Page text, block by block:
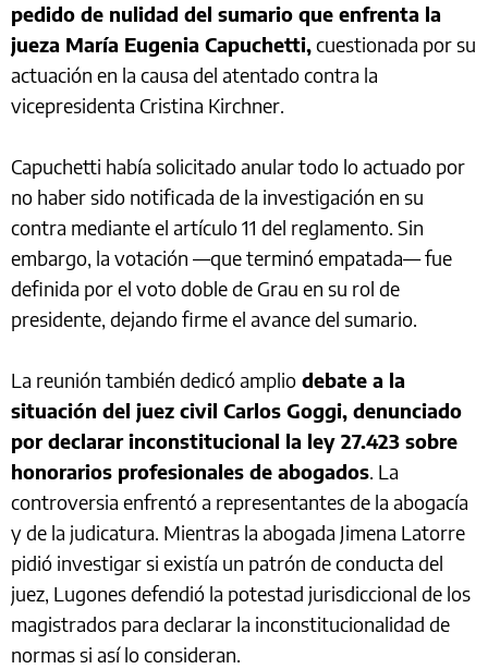
pedido de nulidad del sumario que enfrenta la
jueza María Eugenia Capuchetti,cuestionada por su
actuación en la causa del atentado contra la
vicepresidenta Cristina Kirchner.
Capuchetti había solicitado anular todo lo actuado por
no haber sido notificada de la investigación en su
contra mediante el artículo 11 del reglamento. Sin
embargo, la votación —que terminó empatada— fue
definida por el voto doble de Grau en su rol de
presidente, dejando firme el avance del sumario.
La reunión también dedicó amplio debate a la
situación del juez civil Carlos Goggi, denunciado
por declarar inconstitucional la ley 27.423 sobre
honorarios profesionales de abogados. La
controversia enfrentó a representantes de la abogacía
y de la judicatura. Mientras la abogada Jimena Latorre
pidió investigar si existía un patrón de conducta del
juez, Lugones defendió la potestad jurisdiccional de los
magistrados para declarar la inconstitucionalidad de
normas si así lo consideran.